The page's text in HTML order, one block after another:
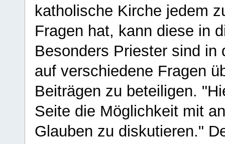
katholische Kirche jedem
Fragen hat, kann diese in
Besonders Priester sind in
auf verschiedene Fragen
Beiträgen zu beteiligen.
Seite die Möglichkeit mit
Glauben zu diskutieren."